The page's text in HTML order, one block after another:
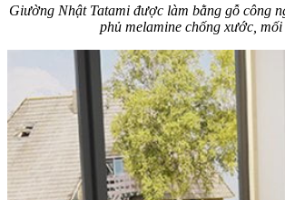
Giường Nhật Tatami được làm bằng gỗ công
phủ melamine chống xước, mối